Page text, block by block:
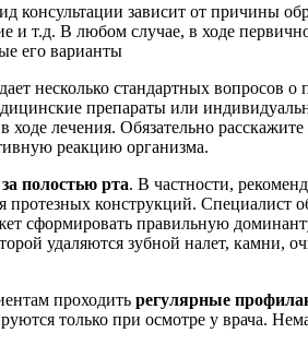
консультации зависит от причины
т.д. В любом случае, в ходе
его варианты
несколько стандартных вопросов
препараты или
ходе лечения. Обязательно
реакцию организма.
полостью рта. В частности,
конструкций. Специалист
сформировать правильную
удаляются зубной налет, камни,
проходить регулярные
только при осмотре у врача.